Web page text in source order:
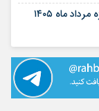
شرایط فروش نقدی و اقساطی تیسان S05 ویژه مرداد ماه ۱۴۰۵